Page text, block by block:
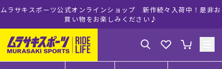
ムラサキスポーツ公式オンラインショップ 新作続々入荷中！是非お
買い物をお楽しみください♪
ゲスト様
ログイン 会員登録